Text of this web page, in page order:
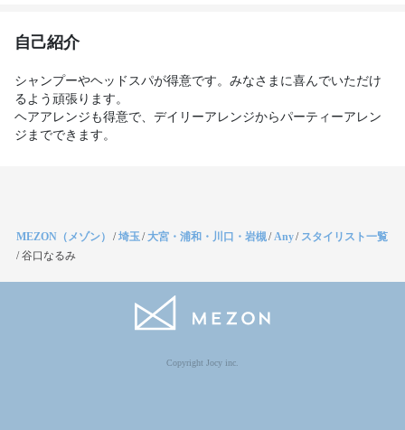
自己紹介
シャンプーやヘッドスパが得意です。みなさまに喜んでいただけ
るよう頑張ります。
ヘアアレンジも得意で、デイリーアレンジからパーティーアレン
ジまでできます。
MEZON（メゾン） /埼玉/大宮・浦和・川口・岩槻/Any/ スタイリスト一覧
/谷口なるみ
Copyright Jocy inc.